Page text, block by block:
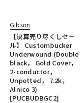
Gibson
【決算売り尽くしセー
ル】 Custombucker
Underwound (Double
black， Gold Cover，
2-conductor，
Unpotted， 7.2k，
Alnico 3)
[PUCBUDBGC2]